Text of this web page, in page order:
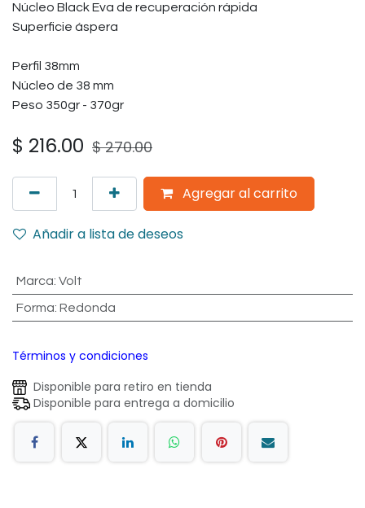
Núcleo Black Eva de recuperación rápida
Superficie áspera
Perfil 38mm
Núcleo de 38 mm
Peso 350gr - 370gr
$ 216.00 $270.00
Agregar al carrito
Añadir a lista de deseos
Marca: Volt
Forma: Redonda
Términos y condiciones
Disponible para retiro en tienda
Disponible para entrega a domicilio